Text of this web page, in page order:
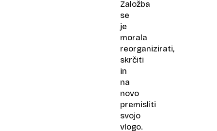
Založba
se
je
morala
reorganizirati,
skrčiti
in
na
novo
premisliti
svojo
vlogo.